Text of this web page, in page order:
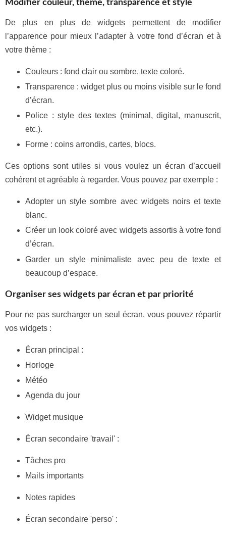
Modifier couleur, thème, transparence et style
De plus en plus de widgets permettent de modifier
l’apparence pour mieux l’adapter à votre fond d’écran et à
votre thème :
Couleurs : fond clair ou sombre, texte coloré.
Transparence : widget plus ou moins visible sur le fond
d’écran.
Police : style des textes (minimal, digital, manuscrit,
etc.).
Forme : coins arrondis, cartes, blocs.
Ces options sont utiles si vous voulez un écran d’accueil
cohérent et agréable à regarder. Vous pouvez par exemple :
Adopter un style sombre avec widgets noirs et texte
blanc.
Créer un look coloré avec widgets assortis à votre fond
d’écran.
Garder un style minimaliste avec peu de texte et
beaucoup d’espace.
Organiser ses widgets par écran et par priorité
Pour ne pas surcharger un seul écran, vous pouvez répartir
vos widgets :
Écran principal :
Horloge
Météo
Agenda du jour
Widget musique
Écran secondaire 'travail' :
Tâches pro
Mails importants
Notes rapides
Écran secondaire 'perso' :